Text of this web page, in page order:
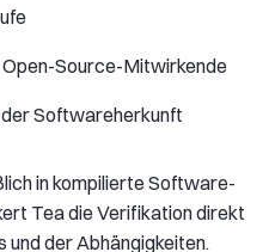
Source-Mitwirkende
Softwareherkunft
in kompilierte Software-
Tea die Verifikation direkt
und der Abhängigkeiten.